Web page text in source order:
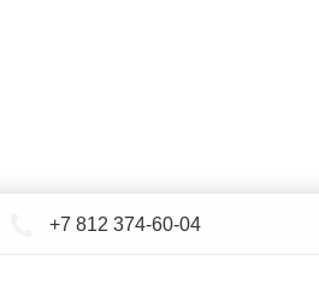
+7 812 374-60-04